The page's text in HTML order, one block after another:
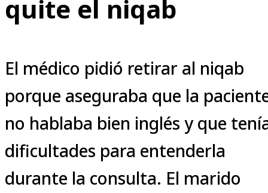
quite el niqab
El médico pidió retirar al niqab
porque aseguraba que la
no hablaba bien inglés y que
dificultades para entenderla
durante la consulta. El marido